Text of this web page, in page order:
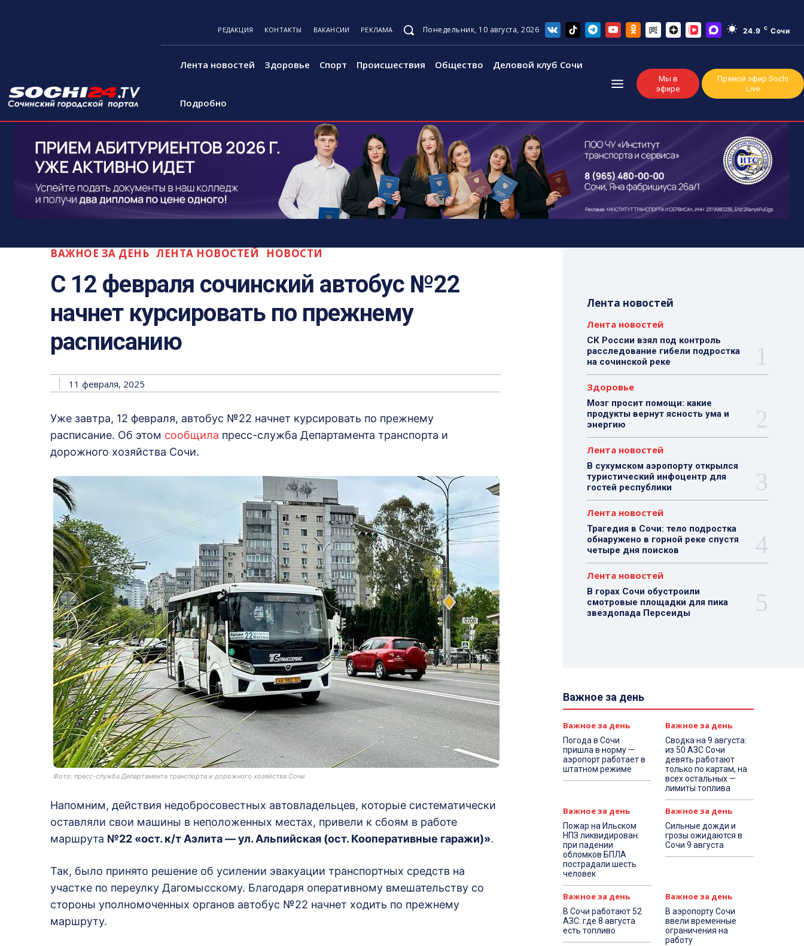
РЕДАКЦИЯ КОНТАКТЫ ВАКАНСИИ РЕКЛАМА Понедельник, 10 августа, 2026 24.9 C Сочи
Лента новостей Здоровье Спорт Происшествия Общество Деловой клуб Сочи
Подробно
Мы в
эфире
Прямой эфир Sochi
Live
ВАЖНОЕ ЗА ДЕНЬ ЛЕНТА НОВОСТЕЙ НОВОСТИ
С 12 февраля сочинский автобус №22
начнет курсировать по прежнему
расписанию
11 февраля, 2025
Уже завтра, 12 февраля, автобус №22 начнет курсировать по прежнему
расписание. Об этом сообщила пресс-служба Департамента транспорта и
дорожного хозяйства Сочи.
Фото: пресс-служба Департамента транспорта и дорожного хозяйства Сочи
Напомним, действия недобросовестных автовладельцев, которые систематически
оставляли свои машины в неположенных местах, привели к сбоям в работе
маршрута №22 «ост. к/т Аэлита — ул. Альпийская (ост. Кооперативные гаражи)».
Так, было принято решение об усилении эвакуации транспортных средств на
участке по переулку Дагомысскому. Благодаря оперативному вмешательству со
стороны уполномоченных органов автобус №22 начнет ходить по прежнему
маршруту.
Лента новостей
Лента новостей
СК России взял под контроль
расследование гибели подростка
на сочинской реке
Здоровье
Мозг просит помощи: какие
продукты вернут ясность ума и
энергию
Лента новостей
В сухумском аэропорту открылся
туристический инфоцентр для
гостей республики
Лента новостей
Трагедия в Сочи: тело подростка
обнаружено в горной реке спустя
четыре дня поисков
Лента новостей
В горах Сочи обустроили
смотровые площадки для пика
звездопада Персеиды
Важное за день
Важное за день
Погода в Сочи
пришла в норму —
аэропорт работает в
штатном режиме
Важное за день
Сводка на 9 августа:
из 50 АЗС Сочи
девять работают
только по картам, на
всех остальных —
лимиты топлива
Важное за день
Пожар на Ильском
НПЗ ликвидирован:
при падении
обломков БПЛА
пострадали шесть
человек
Важное за день
Сильные дожди и
грозы ожидаются в
Сочи 9 августа
Важное за день
В Сочи работают 52
АЗС: где 8 августа
есть топливо
Важное за день
В аэропорту Сочи
ввели временные
ограничения на
работу